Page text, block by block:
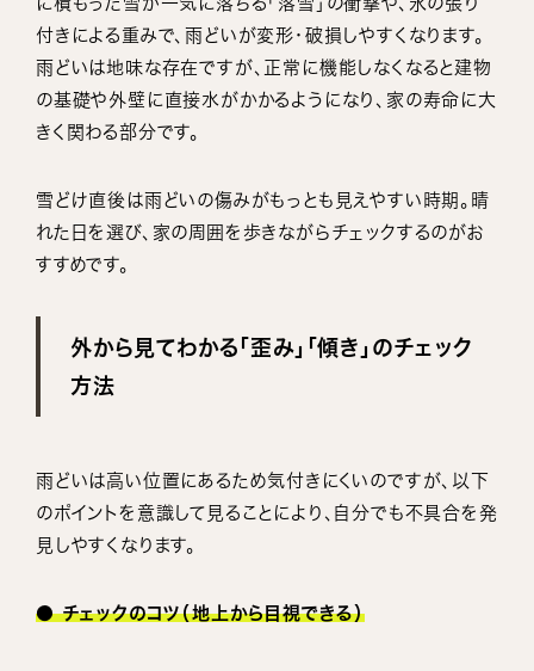
付きによる重みで、雨どいが変形・破損しやすくなります。
雨どいは地味な存在ですが、正常に機能しなくなると建物
の基礎や外壁に直接水がかかるようになり、家の寿命に大
きく関わる部分です。
雪どけ直後は雨どいの傷みがもっとも見えやすい時期。晴
れた日を選び、家の周囲を歩きながらチェックするのがお
すすめです。
外から見てわかる「歪み」「傾き」のチェック
方法
雨どいは高い位置にあるため気付きにくいのですが、以下
のポイントを意識して見ることにより、自分でも不具合を発
見しやすくなります。
● チェックのコツ（地上から目視できる）